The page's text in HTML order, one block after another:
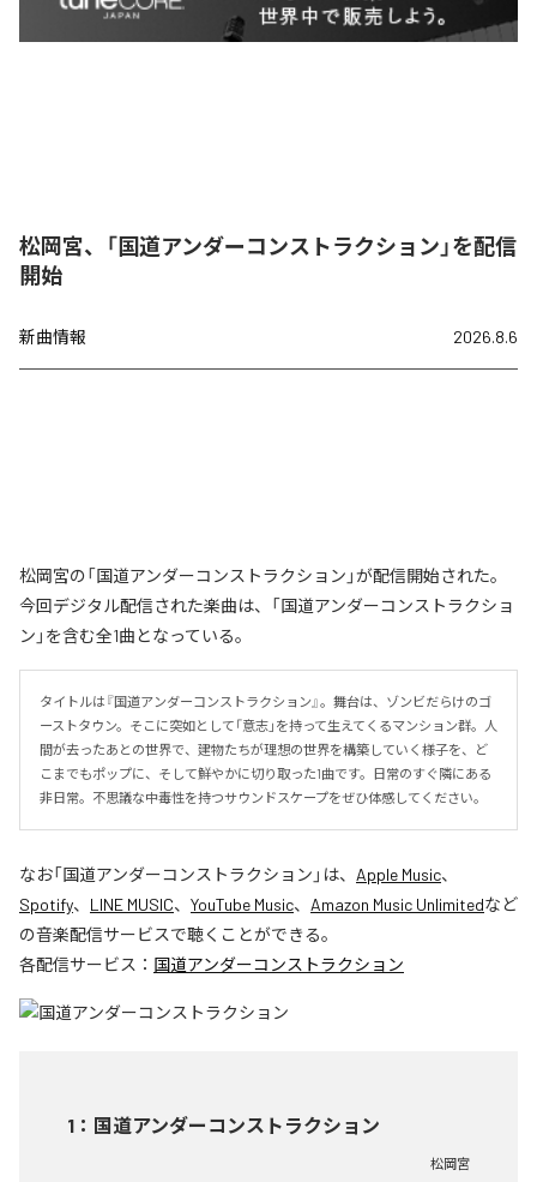
松岡宮、「国道アンダーコンストラクション」を配信
開始
新曲情報 2026.8.6
松岡宮の「国道アンダーコンストラクション」が配信開始された。
今回デジタル配信された楽曲は、「国道アンダーコンストラクショ
ン」を含む全1曲となっている。
タイトルは『国道アンダーコンストラクション』。舞台は、ゾンビだらけのゴ
ーストタウン。そこに突如として「意志」を持って生えてくるマンション群。人
間が去ったあとの世界で、建物たちが理想の世界を構築していく様子を、ど
こまでもポップに、そして鮮やかに切り取った1曲です。日常のすぐ隣にある
非日常。不思議な中毒性を持つサウンドスケープをぜひ体感してください。
なお「国道アンダーコンストラクション 」は、 Apple Music、
Spotify、 LINE MUSIC、 YouTube Music、 Amazon Music Unlimitedなど
の音楽配信サービスで聴くことができる。
各配信サービス： 国道アンダーコンストラクション
1 ： 国道アンダーコンストラクション
松岡宮